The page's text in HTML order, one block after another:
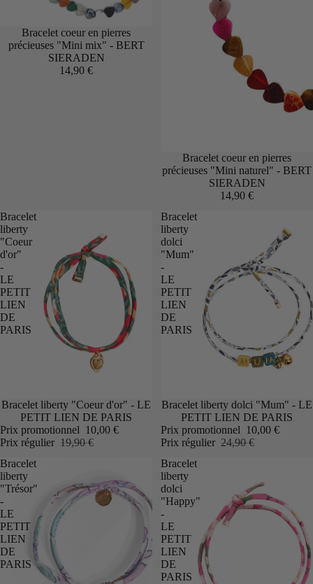
Bracelet coeur en pierres
précieuses "Mini mix" - BERT
SIERADEN
14,90 €
Bracelet coeur en pierres
précieuses "Mini naturel" - BERT
SIERADEN
14,90 €
Bracelet
liberty
"Coeur
d'or"
-
LE
PETIT
LIEN
DE
PARIS
Promotion
Bracelet liberty "Coeur d'or" - LE
PETIT LIEN DE PARIS
Prix promotionnel 10,00 €
Prix régulier 19,90 €
Bracelet
liberty
dolci
"Mum"
-
LE
PETIT
LIEN
DE
PARIS
Promotion
Bracelet liberty dolci "Mum" - LE
PETIT LIEN DE PARIS
Prix promotionnel 10,00 €
Prix régulier 24,90 €
Bracelet
liberty
"Trésor"
-
LE
PETIT
LIEN
DE
PARIS
Bracelet
liberty
dolci
"Happy"
-
LE
PETIT
LIEN
DE
PARIS